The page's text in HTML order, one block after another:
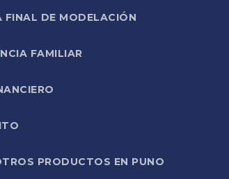
FINAL DE MODELACIÓN
FAMILIAR
PRODUCTOS EN PUNO